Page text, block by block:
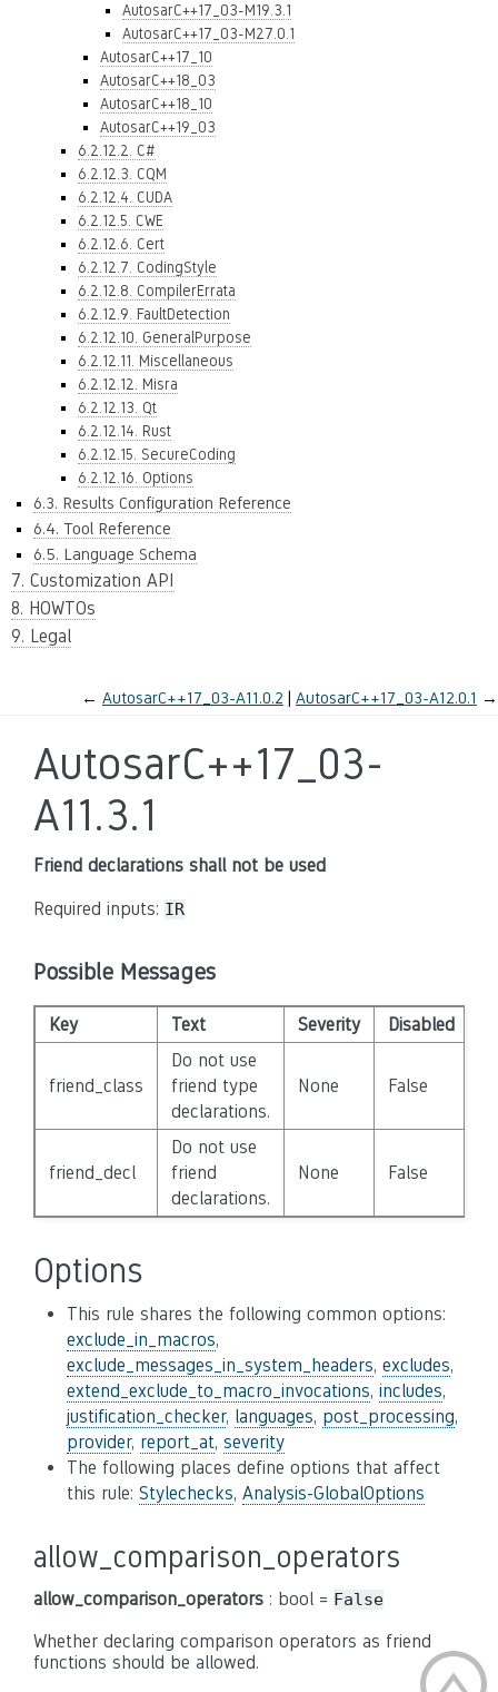
AutosarC++17_03-M19.3.1
AutosarC++17_03-M27.0.1
AutosarC++17_10
AutosarC++18_03
AutosarC++18_10
AutosarC++19_03
6.2.12.2. C#
6.2.12.3. CQM
6.2.12.4. CUDA
6.2.12.5. CWE
6.2.12.6. Cert
6.2.12.7. CodingStyle
6.2.12.8. CompilerErrata
6.2.12.9. FaultDetection
6.2.12.10. GeneralPurpose
6.2.12.11. Miscellaneous
6.2.12.12. Misra
6.2.12.13. Qt
6.2.12.14. Rust
6.2.12.15. SecureCoding
6.2.12.16. Options
6.3. Results Configuration Reference
6.4. Tool Reference
6.5. Language Schema
7. Customization API
8. HOWTOs
9. Legal
← AutosarC++17_03-A11.0.2 AutosarC++17_03-A12.0.1 →
AutosarC++17_03-
A11.3.1
Friend declarations shall not be used
Required inputs: IR
Possible Messages
Key Text Severity Disabled
friend_class
Do not use
friend type
declarations.
None False
friend_decl
Do not use
friend
declarations.
None False
Options
This rule shares the following common options:
exclude_in_macros,
exclude_messages_in_system_headers, excludes,
extend_exclude_to_macro_invocations, includes,
justification_checker, languages, post_processing,
provider, report_at, severity
The following places define options that affect
this rule: Stylechecks, Analysis-GlobalOptions
allow_comparison_operators
allow_comparison_operators : bool = False
Whether declaring comparison operators as friend
functions should be allowed.